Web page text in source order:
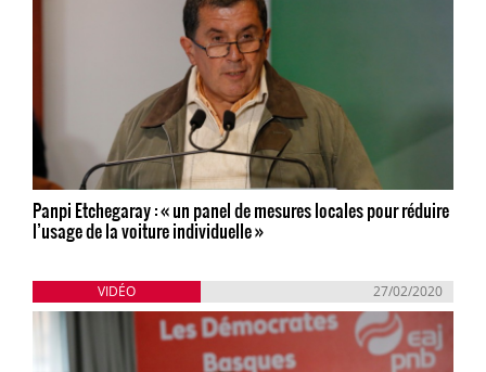
Panpi Etchegaray : « un panel de mesures locales pour réduire
l’usage de la voiture individuelle »
VIDÉO 27/02/2020